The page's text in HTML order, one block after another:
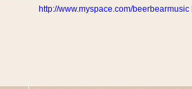
http://www.myspace.com/beerbearmusic